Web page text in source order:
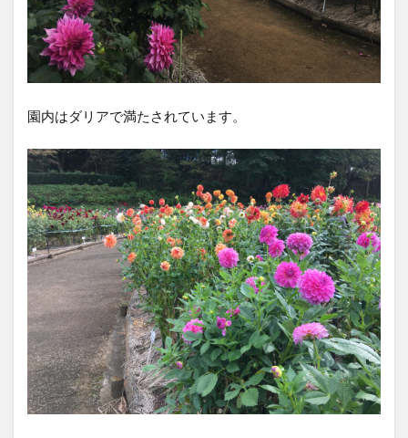
園内はダリアで満たされています。